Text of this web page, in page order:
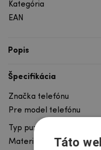
Kategória
EAN
Popis
Špecifikácia
Značka telefónu
Pre model telefónu
Typ puzdra
Materiál
Táto